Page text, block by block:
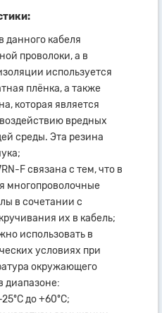
кабеля
проволоки, а в
используется
плёнка, а также
которая является
вредных
среды. Эта резина
F связана с тем, что в
многопроволочные
в сочетании с
их в кабель;
использовать в
условиях при
окружающего
диапазоне:
до +60ºC;